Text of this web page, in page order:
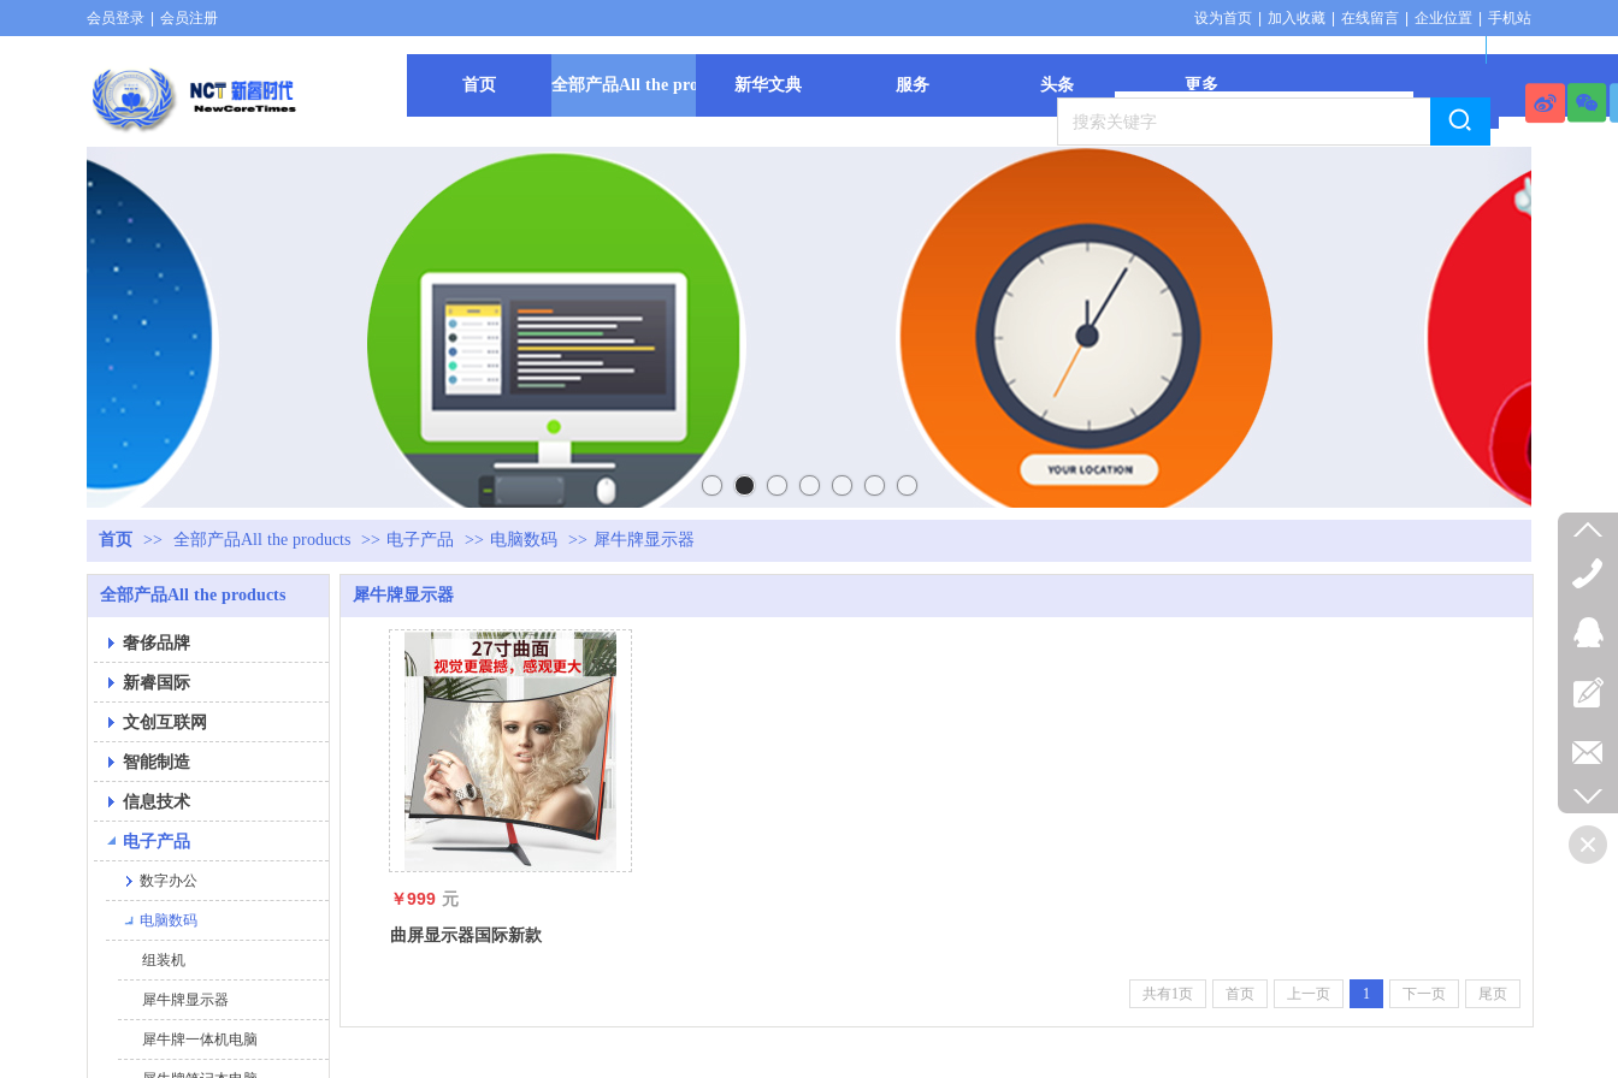
搜索
首页 全部产品All the products新华文典 服务 头条 更多
会员登录 会员注册 设为首页 加入收藏 在线留言 企业位置 手机站
首页 >> 全部产品All the products >> 电子产品 >> 电脑数码 >> 犀牛牌显示器
全部产品All the products
奢侈品牌
新睿国际
文创互联网
智能制造
信息技术
电子产品
数字办公
电脑数码
组装机
犀牛牌显示器
犀牛牌一体机电脑
犀牛牌显示器
￥999 元
曲屏显示器国际新款
共有1页 首页 上一页 1 下一页 尾页